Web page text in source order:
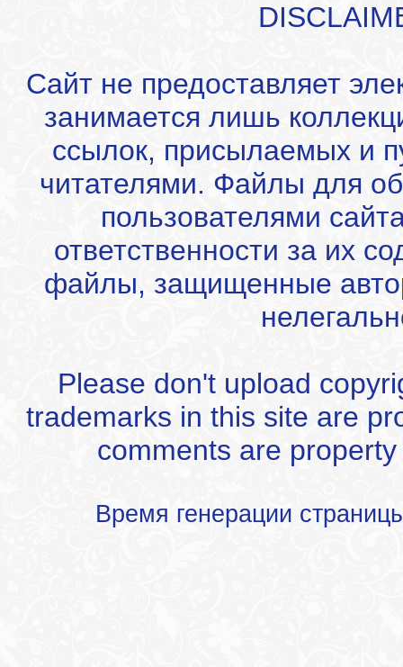
Сайт не предоставляет
занимается лишь
ссылок, присылаемых и
читателями. Файлы для
пользователями
ответственности за их
файлы, защищенные
Please don't upload
trademarks in this site are
comments are
Время генерации